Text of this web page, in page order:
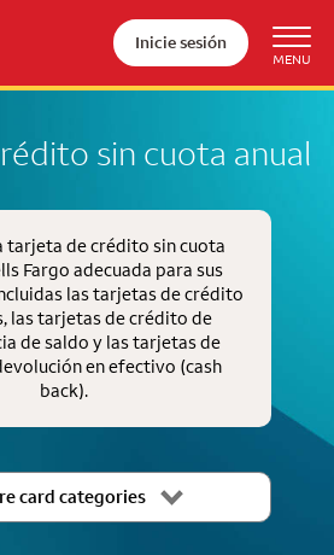
Inicie sesión
sin cuota anual
tarjeta de crédito sin cuota
Fargo adecuada para sus
las tarjetas de crédito
las tarjetas de crédito de
de saldo y las tarjetas de
en efectivo (cash
back).
card categories